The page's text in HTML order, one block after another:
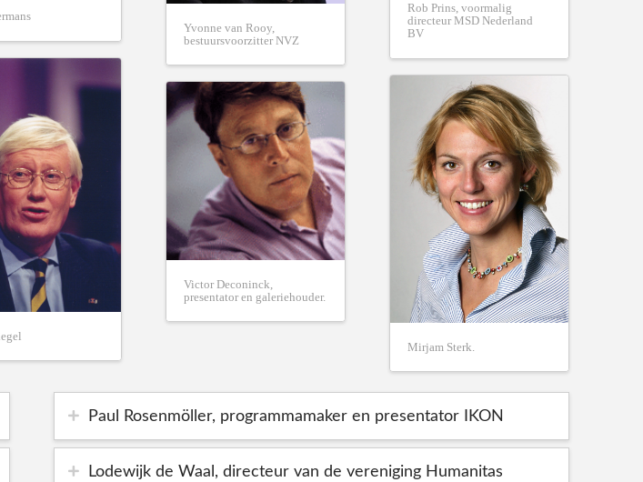
Yvonne van Rooy,
bestuursvoorzitter NVZ
Victor Deconinck,
presentator en galeriehouder.
Rob Prins, voormalig
directeur MSD Nederland
BV
Mirjam Sterk.
Paul Rosenmöller, programmamaker en presentator IKON
Lodewijk de Waal, directeur van de vereniging Humanitas